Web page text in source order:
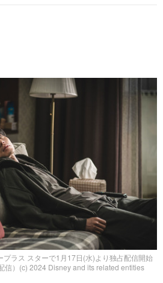
プラス スターで1月17日(水)より独占配信開始
信）(c) 2024 Disney and its related entities